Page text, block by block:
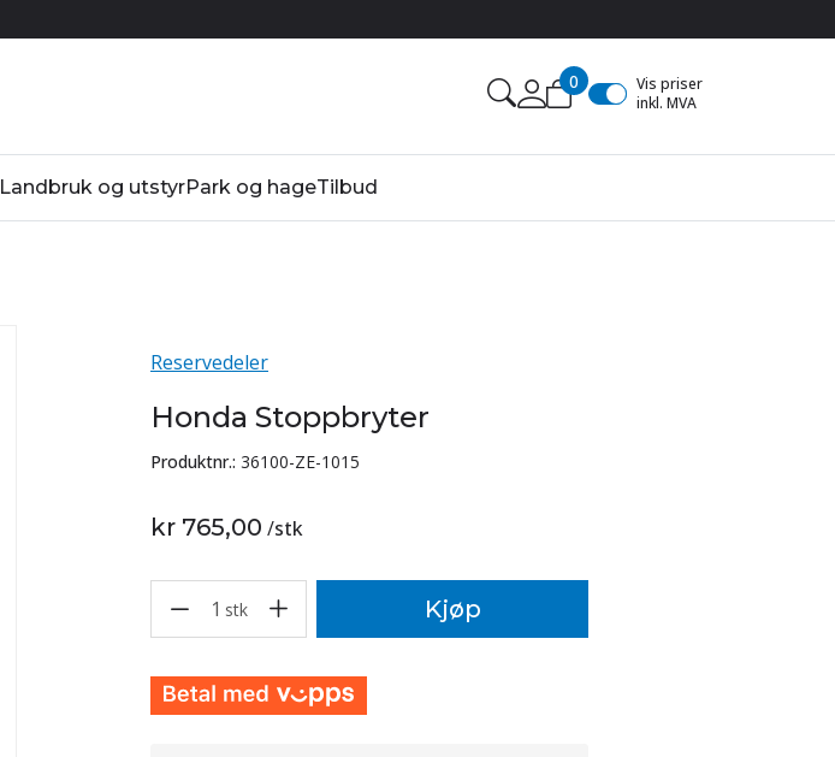
0
Vis priser
inkl. MVA
Landbruk og utstyrPark og hageTilbud
Reservedeler
Honda Stoppbryter
Produktnr.: 36100-ZE-1015
kr 765,00 /stk
1 stk Kjøp